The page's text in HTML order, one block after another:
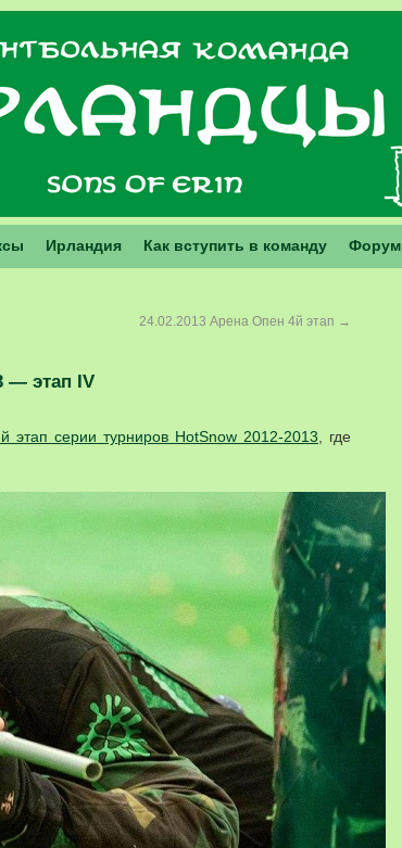
Ирландия Как вступить в команду Форум
24.02.2013 Арена Опен 4й этап →
— этап IV
этап серии турниров HotSnow 2012-2013 , где